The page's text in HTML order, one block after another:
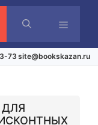
карты
73 site@bookskazan.ru